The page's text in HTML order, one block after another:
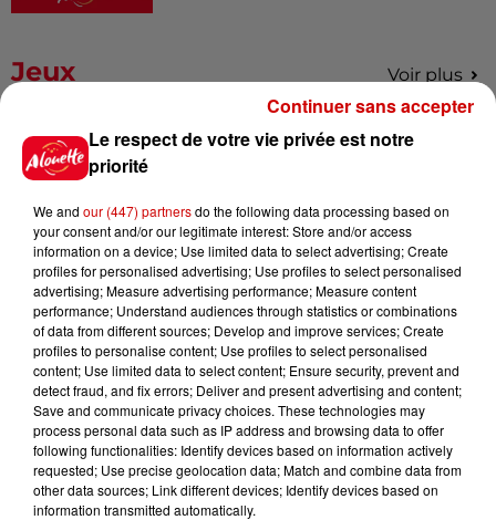
Jeux Voir plus
Gagnez vos places pour le
Festival du Roi Arthur 2026 !
Gagnez vos entrées pour le
Musée du Sport Automobile au
Mans !
Alouette vous invite à
Futuroscope Xperiences !
Le respect de votre vie privée est notre
priorité
We and our (447) partnersdo the following data processing based on
your consent and/or our legitimate interest: Store and/or access
information on a device; Use limited data to select advertising; Create
profiles for personalised advertising; Use profiles to select personalised
advertising; Measure advertising performance; Measure content
performance; Understand audiences through statistics or combinations
of data from different sources; Develop and improve services; Create
profiles to personalise content; Use profiles to select personalised
content; Use limited data to select content; Ensure security, prevent and
detect fraud, and fix errors; Deliver and present advertising and content;
Save and communicate privacy choices. These technologies may
process personal data such as IP address and browsing data to offer
following functionalities: Identify devices based on information actively
requested; Use precise geolocation data; Match and combine data from
other data sources; Link different devices; Identify devices based on
information transmitted automatically.
Continuer sans accepter